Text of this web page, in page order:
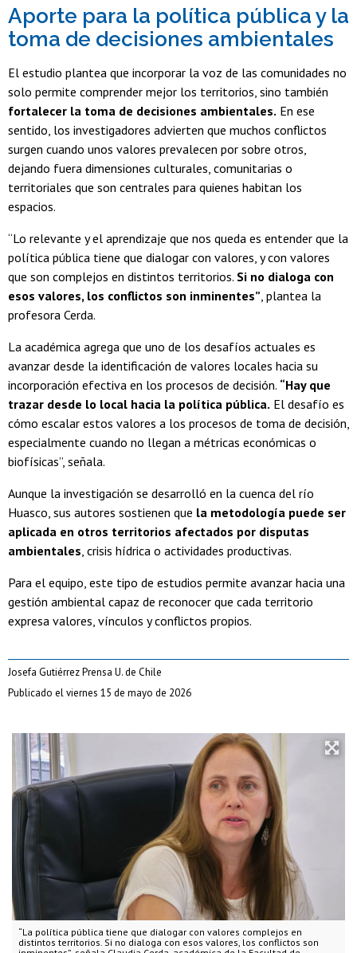
“La política pública tiene que dialogar con valores complejos en
distintos territorios. Si no dialoga con esos valores, los conflictos son
Aporte para la política pública y la
toma de decisiones ambientales
El estudio plantea que incorporar la voz de las comunidades no
solo permite comprender mejor los territorios, sino también
fortalecer la toma de decisiones ambientales. En ese
sentido, los investigadores advierten que muchos conflictos
surgen cuando unos valores prevalecen por sobre otros,
dejando fuera dimensiones culturales, comunitarias o
territoriales que son centrales para quienes habitan los
espacios.
“Lo relevante y el aprendizaje que nos queda es entender que la
política pública tiene que dialogar con valores, y con valores
que son complejos en distintos territorios. Si no dialoga con
esos valores, los conflictos son inminentes”, plantea la
profesora Cerda.
La académica agrega que uno de los desafíos actuales es
avanzar desde la identificación de valores locales hacia su
incorporación efectiva en los procesos de decisión. “Hay que
trazar desde lo local hacia la política pública. El desafío es
cómo escalar estos valores a los procesos de toma de decisión,
especialmente cuando no llegan a métricas económicas o
biofísicas”, señala.
Aunque la investigación se desarrolló en la cuenca del río
Huasco, sus autores sostienen que la metodología puede ser
aplicada en otros territorios afectados por disputas
ambientales, crisis hídrica o actividades productivas.
Para el equipo, este tipo de estudios permite avanzar hacia una
gestión ambiental capaz de reconocer que cada territorio
expresa valores, vínculos y conflictos propios.
Josefa Gutiérrez Prensa U. de Chile
Publicado el viernes 15 de mayo de 2026